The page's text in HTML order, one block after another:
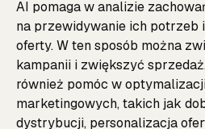
AI pomaga w analizie
na przewidywanie ich potrzeb
oferty. W ten sposób można
kampanii i zwiększyć
również pomóc w
marketingowych, takich jak
dystrybucji, personalizacja